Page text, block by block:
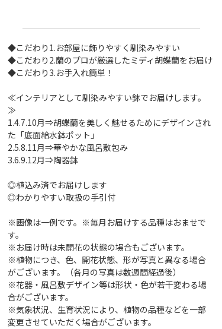
◆こだわり1.お部屋に飾りやすく馴染みやすい
◆こだわり2.蘭のプロが厳選したミディ胡蝶蘭をお届け
◆こだわり3.お手入れ簡単！
≪インテリアとして馴染みやすい鉢でお届けします。
≫
1.4.7.10月⇒胡蝶蘭を美しく魅せるためにデザインされ
た「底面給水鉢ポット」
2.5.8.11月⇒華やかな風呂敷包み
3.6.9.12月⇒陶器鉢
◎植込み済でお届けします
◎わかりやすい取扱の手引付
※画像は一例です。※毎月お届けする品種はおませで
す。
※お届け時は未開花の状態の場合もございます。
※植物につき、色、開花状態、形が写真と異なる場合
がございます。（各月の写真は数週間経過後）
※花器・風呂敷デザイン等は形状・色が若干変わる場
合がございます。
※気象状況、生育状況により、植物の品種などを一部
変更させていただく場合がございます。